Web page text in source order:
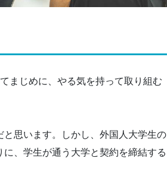
まじめに、やる気を持って取り組む
思います。しかし、外国人大学生の
、学生が通う大学と契約を締結する